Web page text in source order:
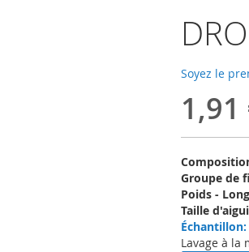
Soyez le
1,91
Groupe de
Poids -
Taille
Échantillon:
Lavage à la